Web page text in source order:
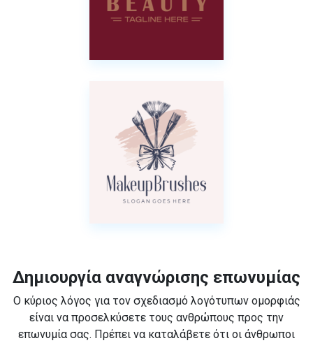
Δημιουργία αναγνώρισης επωνυμίας
Ο κύριος λόγος για τον σχεδιασμό λογότυπων ομορφιάς
είναι να προσελκύσετε τους ανθρώπους προς την
επωνυμία σας. Πρέπει να καταλάβετε ότι οι άνθρωποι